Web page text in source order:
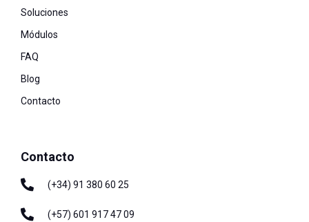
Soluciones
Módulos
FAQ
Blog
Contacto
Contacto
(+34) 91 380 60 25
(+57) 601 917 47 09